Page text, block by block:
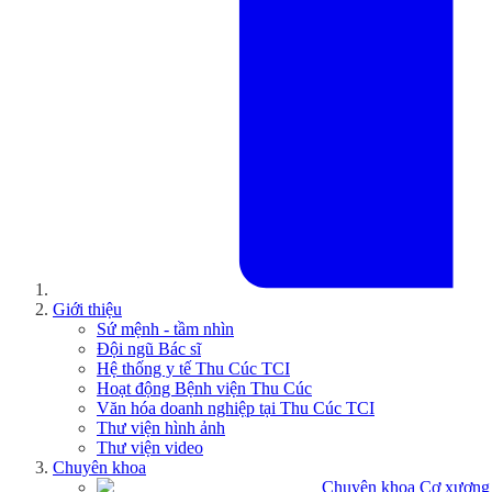
Giới thiệu
Sứ mệnh - tầm nhìn
Đội ngũ Bác sĩ
Hệ thống y tế Thu Cúc TCI
Hoạt động Bệnh viện Thu Cúc
Văn hóa doanh nghiệp tại Thu Cúc TCI
Thư viện hình ảnh
Thư viện video
Chuyên khoa
Chuyên khoa Cơ